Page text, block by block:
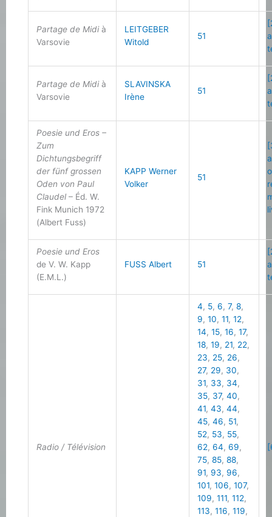
Partage de Midià
Varsovie
LEITGEBER
Witold
51
Partage de Midià
Varsovie
SLAVINSKA
Irène
51
Poesie und Eros –
Zum
Dichtungsbegriff
der fünf grossen
Oden von Paul
Claudel – Éd. W.
Fink Munich 1972
(Albert Fuss)
KAPP Werner
Volker
51
Poesie und Eros
de V. W. Kapp
(E.M.L.)
FUSS Albert 51
Radio / Télévision
4, 5,6,7,8,
9,10,11,12,
14,15,16,17,
18,19, 21, 22,
23, 25, 26,
27, 29, 30,
31, 33, 34,
35, 37,40,
41,43,44,
45,46, 51,
52, 53, 55,
62,64,69,
75,85,88,
91, 93, 96,
101,106,107,
109,111,112,
113,116,119,